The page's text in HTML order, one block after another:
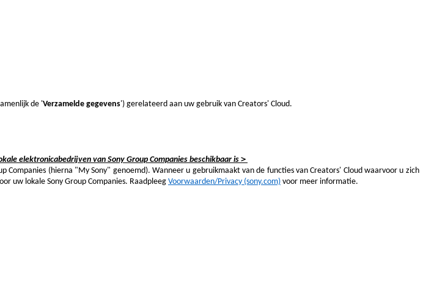
de 'Verzamelde gegevens') gerelateerd aan uw gebruik van Creators' Cloud.
elektronicabedrijven van Sony Group Companies beschikbaar is ＞
(hierna "My Sony" genoemd). Wanneer u gebruikmaakt van de functies van Creators' Cloud waarvoor u zich
uw lokale Sony Group Companies. Raadpleeg Voorwaarden/Privacy (sony.com) voor meer informatie.